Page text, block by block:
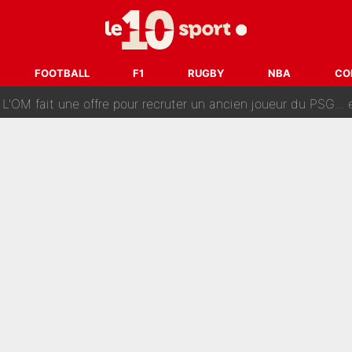
FOOTBALL F1 RUGBY NBA
annonce un premier problème pour Zinedine Zidane en
et va entrer dans une nouvelle dimension :
fait une offre pour recruter un ancien joueur du